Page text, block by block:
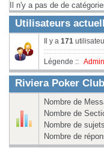
Il n'y a pas de de
Utilisateurs
Il y a 171
Légende ::
Riviera Poker
Nombre de
Nombre de
Nombre de
Nombre de